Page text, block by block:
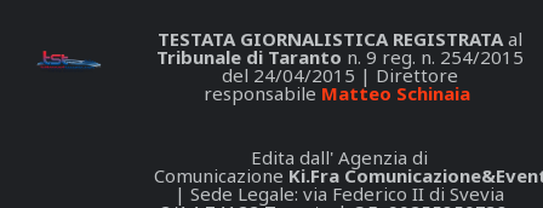
TESTATA GIORNALISTICA REGISTRATAal
Tribunale di Taranto n. 9 reg. n. 254/2015
del 24/04/2015 | Direttore
responsabile Matteo Schinaia
Edita dall' Agenzia di
Comunicazione Ki.Fra
| Sede Legale: via Federico II di Svevia